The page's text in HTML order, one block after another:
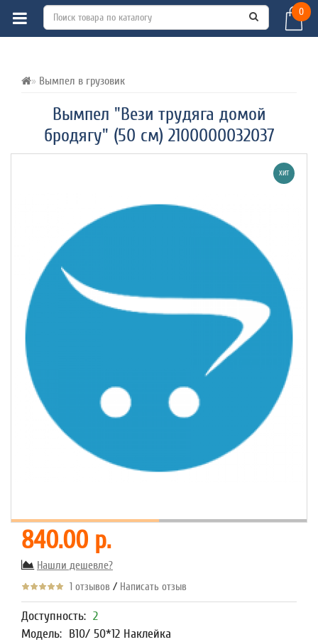
0
Вымпел в грузовик
Вымпел "Вези трудяга домой
бродягу" (50 см) 2100000032037
ВСЕ О ТОВАРЕ ХАРАКТЕРИСТИКИ
ХИТ
840.00 р.
Нашли дешевле?
1 отзывов / Написать отзыв
Доступность: 2
Модель: В10/ 50*12 Наклейка